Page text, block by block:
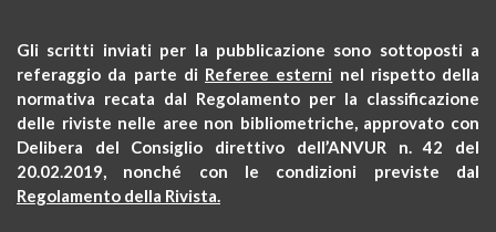
Gli scritti inviati per la pubblicazione sono sottoposti a
referaggio da parte di Referee esterni nel rispetto della
normativa recata dal Regolamento per la classificazione
delle riviste nelle aree non bibliometriche, approvato con
Delibera del Consiglio direttivo dell’ANVUR n. 42 del
20.02.2019, nonché con le condizioni previste dal
Regolamento della Rivista.